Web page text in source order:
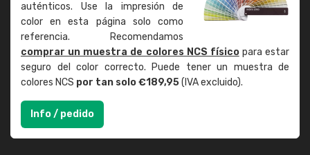
auténticos. Use la impresión de
color en esta página solo como
referencia. Recomendamos
comprar un muestra de colores NCS físicopara estar
seguro del color correcto. Puede tener un muestra de
colores NCS por tan solo €189,95(IVA excluido).
Info / pedido